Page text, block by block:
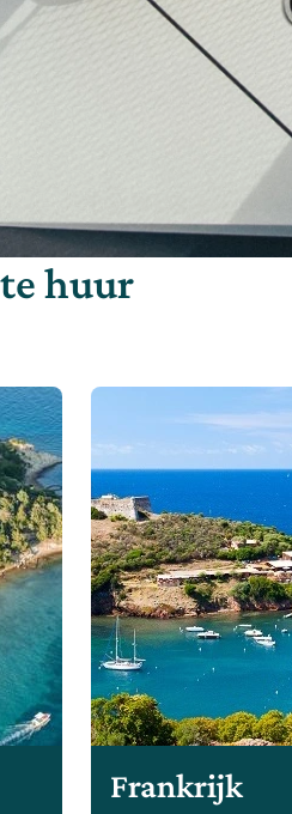
huur
Frankrijk